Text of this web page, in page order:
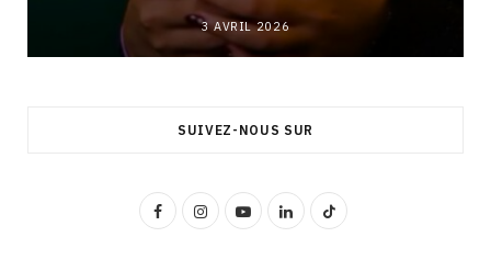
3 AVRIL 2026
SUIVEZ-NOUS SUR
F
I
Y
L
T